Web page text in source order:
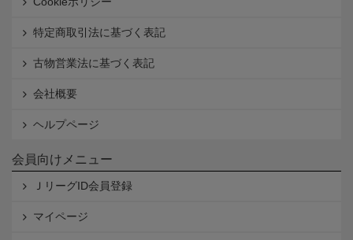
特定商取引法に基づく表記
古物営業法に基づく表記
会社概要
ヘルプページ
会員向けメニュー
ＪリーグID会員登録
マイページ